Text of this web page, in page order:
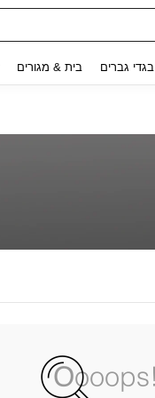
בגדי גברים בית & מגורים